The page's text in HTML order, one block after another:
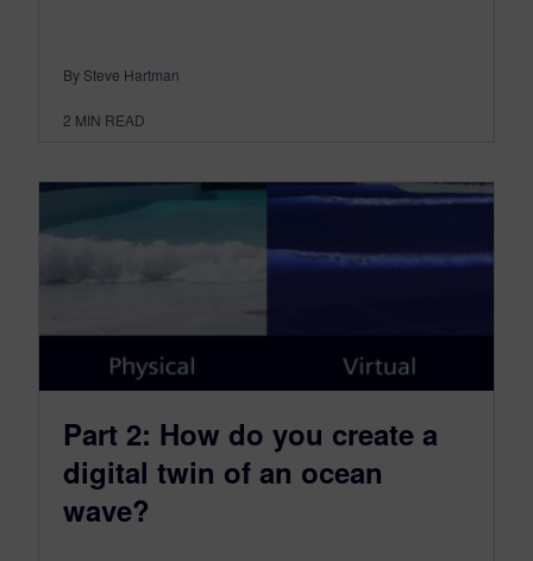
By Steve Hartman
2 MIN READ
Part 2: How do you create a
digital twin of an ocean
wave?